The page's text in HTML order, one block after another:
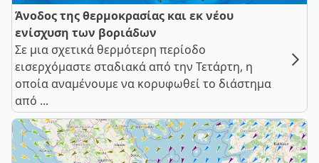
Άνοδος της θερμοκρασίας και εκ νέου
ενίσχυση των βοριάδων
Σε μια σχετικά θερμότερη περίοδο
εισερχόμαστε σταδιακά από την Τετάρτη, η
οποία αναμένουμε να κορυφωθεί το διάστημα
από ...